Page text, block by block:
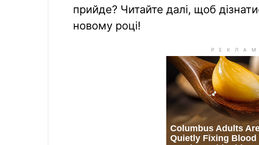
прийде? Читайте далі, щоб
новому році!